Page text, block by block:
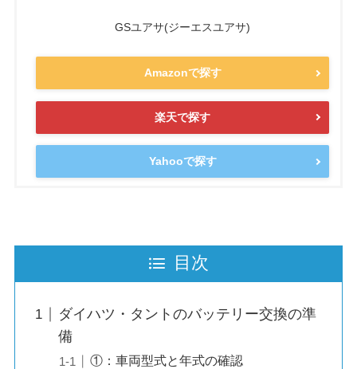
GSユアサ(ジーエスユアサ)
Amazonで探す
楽天で探す
Yahooで探す
目次
ダイハツ・タントのバッテリー交換の準
備
①：車両型式と年式の確認